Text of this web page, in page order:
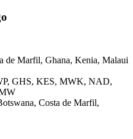
de Marfil, Ghana, Kenia, Malaui
GHS, KES, MWK, NAD,
Costa de Marfil,